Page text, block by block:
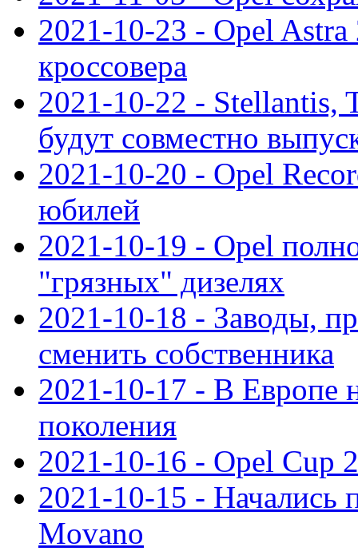
2021-10-23 - Opel Astra
кроссовера
2021-10-22 - Stellantis,
будут совместно
2021-10-20 - Opel
юбилей
2021-10-19 - Opel
"грязных" дизелях
2021-10-18 - Заводы,
сменить собственника
2021-10-17 - В Европе
поколения
2021-10-16 - Opel Cup
2021-10-15 - Начались
Movano